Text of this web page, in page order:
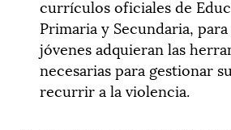
currículos oficiales de
Primaria y Secundaria,
jóvenes adquieran las
necesarias para gestionar
recurrir a la violencia.